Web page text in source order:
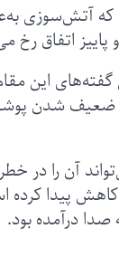
که آتش‌سوزی
پاییز اتفاق رخ
این مقام
ضعیف شدن
آن را در خطر
پیدا